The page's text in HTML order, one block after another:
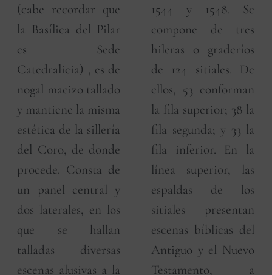
(cabe recordar que
la Basílica del Pilar
es Sede
Catedralicia) , es de
nogal macizo tallado
y mantiene la misma
estética de la sillería
del Coro, de donde
procede. Consta de
un panel central y
dos laterales, en los
que se hallan
talladas diversas
escenas alusivas a la
1544 y 1548. Se
compone de tres
hileras o graderíos
de 124 sitiales. De
ellos, 53 conforman
la fila superior; 38 la
fila segunda; y 33 la
fila inferior. En la
línea superior, las
espaldas de los
sitiales presentan
escenas bíblicas del
Antiguo y el Nuevo
Testamento, a